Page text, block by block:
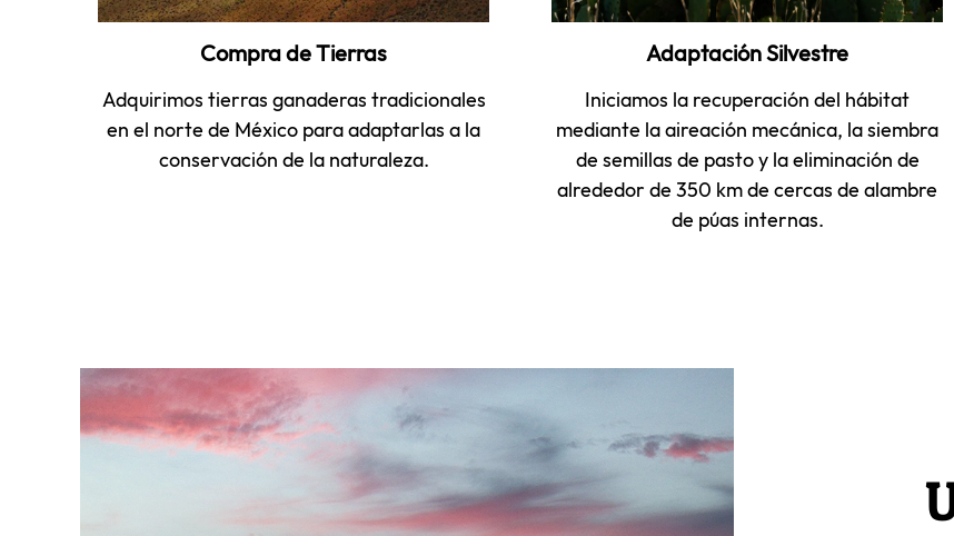
Compra de Tierras
Adquirimos tierras ganaderas tradicionales
en el norte de México para adaptarlas a la
conservación de la naturaleza.
Adaptación Silvestre
Iniciamos la recuperación del hábitat
mediante la aireación mecánica, la siembra
de semillas de pasto y la eliminación de
alrededor de 350 km de cercas de alambre
de púas internas.